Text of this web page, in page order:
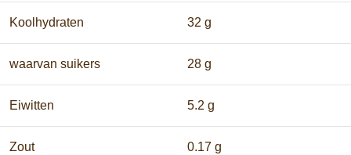
Koolhydraten 32 g
waarvan suikers 28 g
Eiwitten 5.2 g
Zout 0.17 g